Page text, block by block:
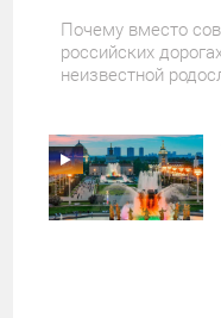
Почему вместо
российских
неизвестной